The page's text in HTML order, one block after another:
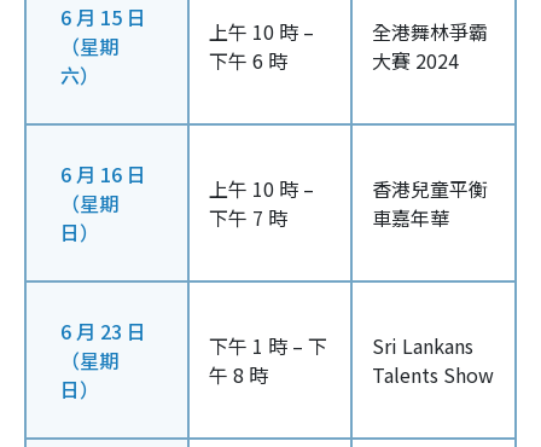
6 月 15 日
（星期
六）
上午 10 時 –
下午 6 時
全港舞林爭霸
大賽 2024
6 月 16 日
（星期
日）
上午 10 時 –
下午 7 時
香港兒童平衡
車嘉年華
6 月 23 日
（星期
日）
下午 1 時 – 下
午 8 時
Sri Lankans
Talents Show